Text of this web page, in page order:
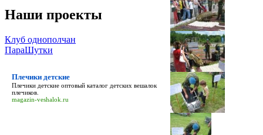
Наши проекты
Клуб однополчан
ПараШутки
Плечики детские
Плечики детскиеоптовый каталог детских вешалок
плечиков.
magazin-veshalok.ru